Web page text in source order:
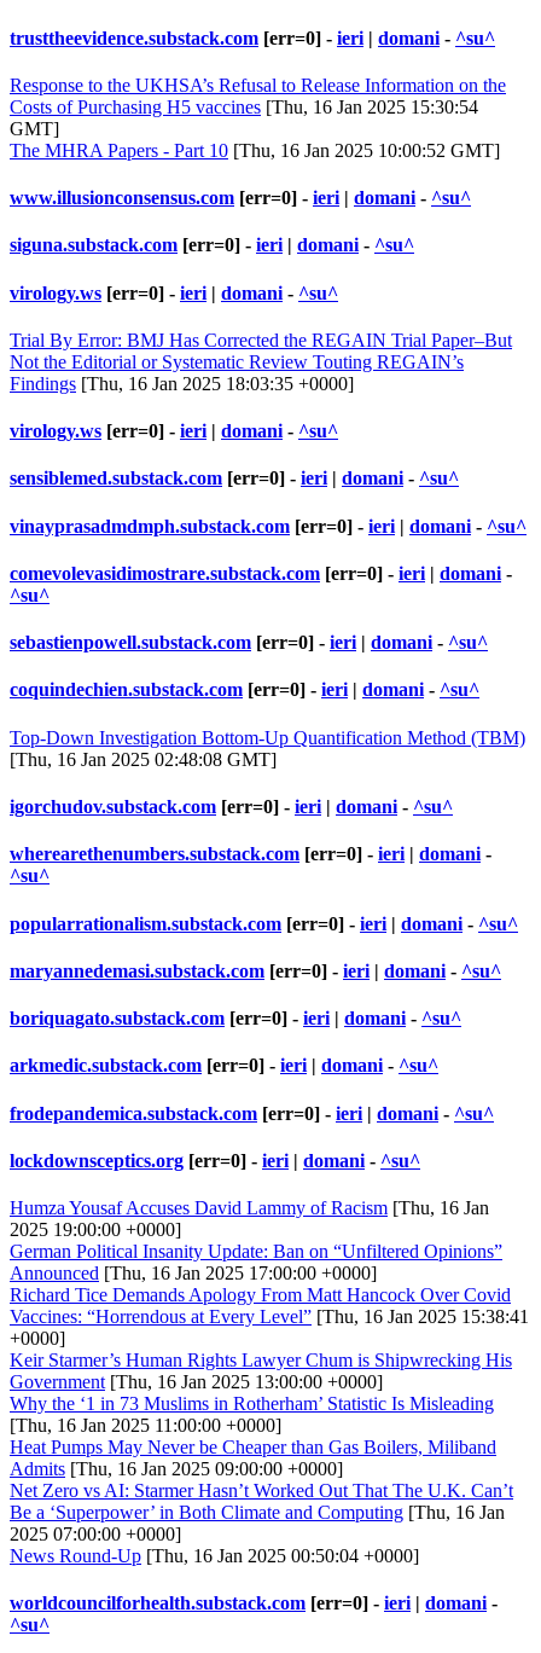
trusttheevidence.substack.com [err=0] - ieri | domani - ^su^
Response to the UKHSA’s Refusal to Release Information on the
Costs of Purchasing H5 vaccines [Thu, 16 Jan 2025 15:30:54
GMT]
The MHRA Papers - Part 10 [Thu, 16 Jan 2025 10:00:52 GMT]
www.illusionconsensus.com [err=0] - ieri | domani - ^su^
siguna.substack.com [err=0] - ieri | domani - ^su^
virology.ws [err=0] - ieri | domani - ^su^
Trial By Error: BMJ Has Corrected the REGAIN Trial Paper–But
Not the Editorial or Systematic Review Touting REGAIN’s
Findings [Thu, 16 Jan 2025 18:03:35 +0000]
virology.ws [err=0] - ieri | domani - ^su^
sensiblemed.substack.com [err=0] - ieri| domani- ^su^
vinayprasadmdmph.substack.com [err=0] - ieri | domani - ^su^
comevolevasidimostrare.substack.com [err=0] - ieri | domani -
^su^
sebastienpowell.substack.com [err=0] - ieri | domani - ^su^
coquindechien.substack.com [err=0] - ieri| domani- ^su^
Top-Down Investigation Bottom-Up Quantification Method (TBM)
[Thu, 16 Jan 2025 02:48:08 GMT]
igorchudov.substack.com [err=0] - ieri | domani - ^su^
wherearethenumbers.substack.com [err=0] - ieri | domani -
^su^
popularrationalism.substack.com [err=0] - ieri | domani - ^su^
maryannedemasi.substack.com [err=0] - ieri | domani - ^su^
boriquagato.substack.com [err=0] - ieri | domani - ^su^
arkmedic.substack.com [err=0] - ieri | domani - ^su^
frodepandemica.substack.com [err=0] - ieri | domani - ^su^
lockdownsceptics.org [err=0] - ieri | domani - ^su^
Humza Yousaf Accuses David Lammy of Racism [Thu, 16 Jan
2025 19:00:00 +0000]
German Political Insanity Update: Ban on “Unfiltered Opinions”
Announced [Thu, 16 Jan 2025 17:00:00 +0000]
Richard Tice Demands Apology From Matt Hancock Over Covid
Vaccines: “Horrendous at Every Level” [Thu, 16 Jan 2025 15:38:41
+0000]
Keir Starmer’s Human Rights Lawyer Chum is Shipwrecking His
Government [Thu, 16 Jan 2025 13:00:00 +0000]
Why the ‘1 in 73 Muslims in Rotherham’ Statistic Is Misleading
[Thu, 16 Jan 2025 11:00:00 +0000]
Heat Pumps May Never be Cheaper than Gas Boilers, Miliband
Admits [Thu, 16 Jan 2025 09:00:00 +0000]
Net Zero vs AI: Starmer Hasn’t Worked Out That The U.K. Can’t
Be a ‘Superpower’ in Both Climate and Computing [Thu, 16 Jan
2025 07:00:00 +0000]
News Round-Up [Thu, 16 Jan 2025 00:50:04 +0000]
worldcouncilforhealth.substack.com [err=0] - ieri| domani-
^su^